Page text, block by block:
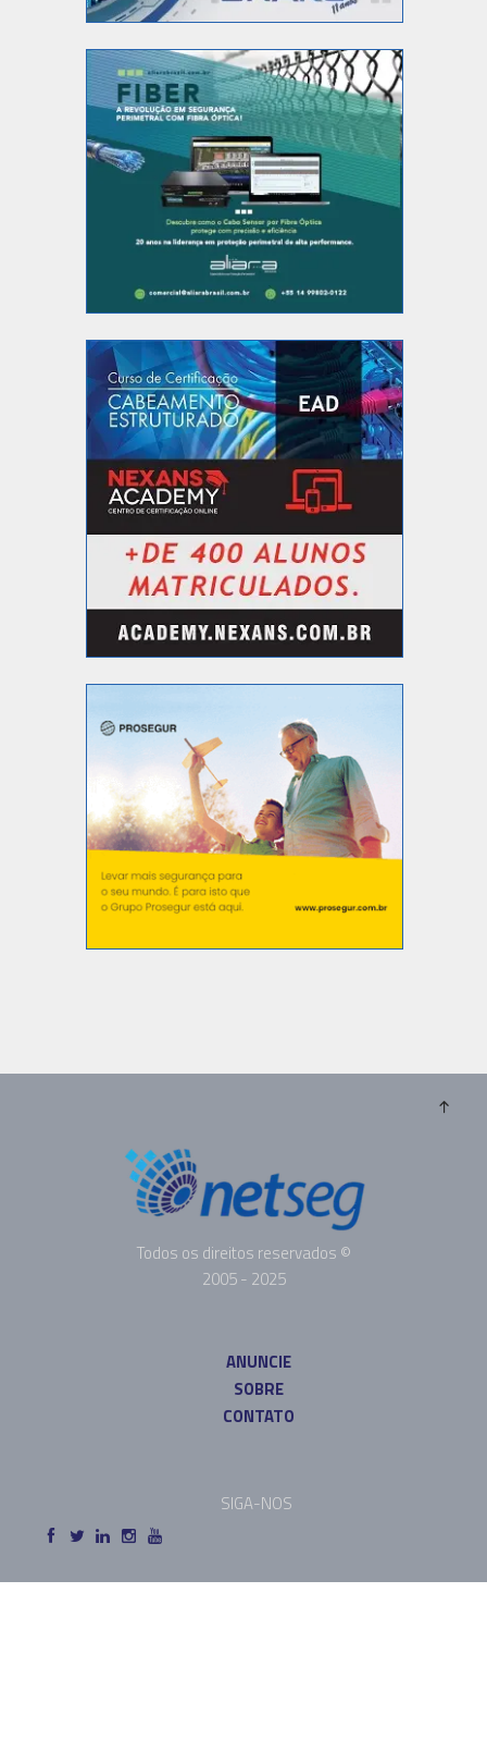
Todos os direitos reservados ©
2005 - 2025
ANUNCIE
SOBRE
CONTATO
SIGA-NOS